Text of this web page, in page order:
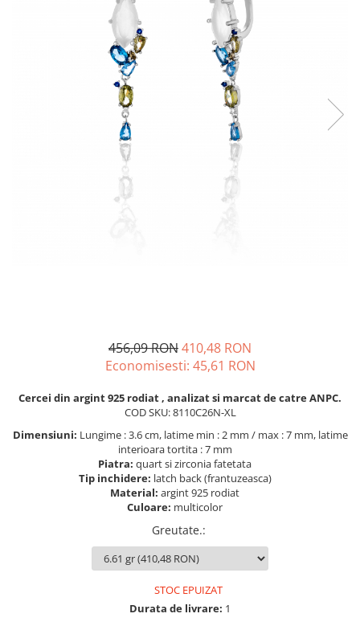
BRATARI PENTRU PICIOR
BRATARA TIP ROZARIU
LANTURI TIP ROZARIU
456,09 RON410,48 RON
Economisesti: 45,61 RON
Cercei din argint 925 rodiat , analizat si marcat de catre ANPC.
COD SKU: 8110C26N-XL
Dimensiuni: Lungime : 3.6 cm, latime min : 2 mm / max : 7 mm, latime
interioara tortita : 7 mm
Piatra: quart si zirconia fatetata
Tip inchidere: latch back (frantuzeasca)
Material: argint 925 rodiat
Culoare: multicolor
Greutate.:
STOC EPUIZAT
Durata de livrare: 1